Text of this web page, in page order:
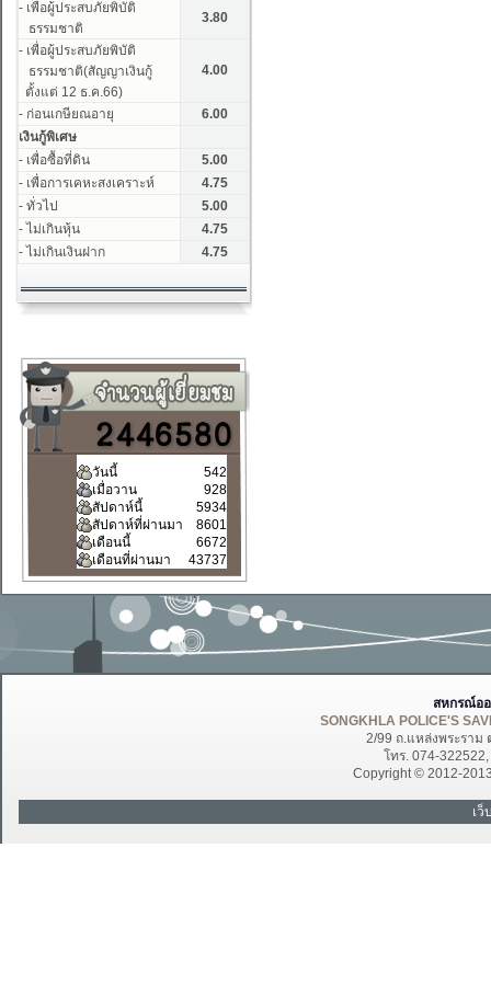
วันนี้
542
เมื่อวาน
928
สัปดาห์นี้
5934
สัปดาห์ที่ผ่านมา
8601
เดือนนี้
6672
เดือนที่ผ่านมา
43737
สหกรณ์อ
SONGKHLA POLICE'S
2/99 ถ.แหล่งพระราม
โทร. 074-
Copyright © 2012-
เ